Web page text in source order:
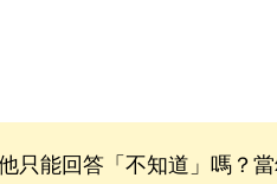
只能回答「不知道」嗎？